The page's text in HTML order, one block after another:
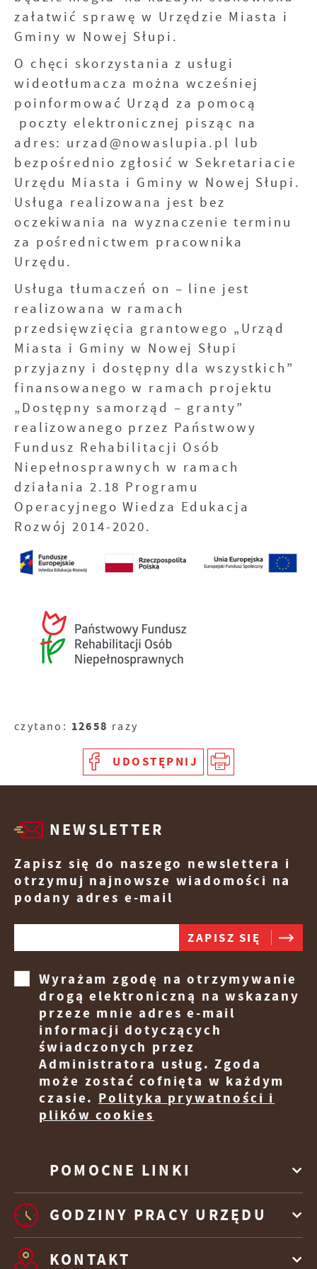
załatwić sprawę w Urzędzie Miasta i
Gminy w Nowej Słupi.
O chęci skorzystania z usługi
wideotłumacza można wcześniej
poinformować Urząd za pomocą
poczty elektronicznej pisząc na
adres: urzad@nowaslupia.pl lub
bezpośrednio zgłosić w Sekretariacie
Urzędu Miasta i Gminy w Nowej Słupi.
Usługa realizowana jest bez
oczekiwania na wyznaczenie terminu
za pośrednictwem pracownika
Urzędu.
Usługa tłumaczeń on – line jest
realizowana w ramach
przedsięwzięcia grantowego „Urząd
Miasta i Gminy w Nowej Słupi
przyjazny i dostępny dla wszystkich”
finansowanego w ramach projektu
„Dostępny samorząd – granty”
realizowanego przez Państwowy
Fundusz Rehabilitacji Osób
Niepełnosprawnych w ramach
działania 2.18 Programu
Operacyjnego Wiedza Edukacja
Rozwój 2014-2020.
czytano: 12658 razy
UDOSTĘPNIJ
POMOCNE LINKI
NEWSLETTER
Zapisz się do naszego newslettera i
otrzymuj najnowsze wiadomości na
podany adres e-mail
Wyrażam zgodę na otrzymywanie
drogą elektroniczną na wskazany
przeze mnie adres e-mail
informacji dotyczących
świadczonych przez
Administratora usług. Zgoda
może zostać cofnięta w każdym
czasie. Polityka prywatności i
plików cookies
GODZINY PRACY URZĘDU
KONTAKT
przetwarzane w formie zanonimizowanej.
Wyrażenie zgody na analityczne pliki cookies
gwarantuje dostępność wszystkich
funkcjonalności.
Promocyjne pliki cookies służą do
prezentowania Ci naszych komunikatów na
podstawie analizy Twoich upodobań oraz
Twoich zwyczajów dotyczących przeglądanej
witryny internetowej. Treści promocyjne
mogą pojawić się na stronach podmiotów
trzecich lub firm będących naszymi
partnerami oraz innych dostawców usług.
Firmy te działają w charakterze pośredników
prezentujących nasze treści w postaci
wiadomości, ofert, komunikatów mediów
społecznościowych.
Więcej